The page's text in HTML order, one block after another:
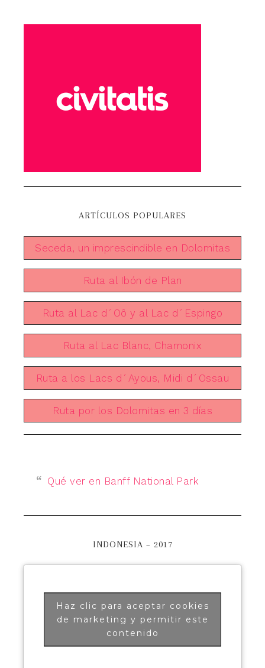
ARTÍCULOS POPULARES
Seceda, un imprescindible en Dolomitas
Ruta al Ibón de Plan
Ruta al Lac d´Oô y al Lac d´Espingo
Ruta al Lac Blanc, Chamonix
Ruta a los Lacs d´Ayous, Midi d´Ossau
Ruta por los Dolomitas en 3 días
Qué ver en Banff National Park
INDONESIA – 2017
Haz clic para aceptar cookies
de marketing y permitir este
contenido